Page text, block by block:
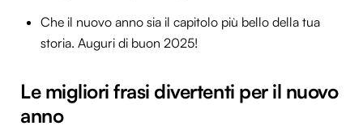
Che il nuovo anno sia il capitolo più bello della tua
storia. Auguri di buon 2025!
Le migliori frasi divertenti per il nuovo
anno